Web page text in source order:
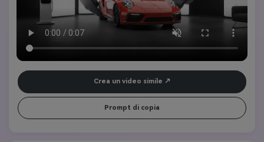
Porsche 911 "," postazione di ricarica "," pannelli
espositivi minimalisti "," mobili eleganti dello
showroom "," elementi di illuminazione ambientale
"]," motion ":" i pannelli della cassa si ritraggono
elementi dello showroom si alzano/si svolgono in
modo preciso e rapido "," ending ":" showroom
Porsche incontaminato e invitante con Porsche 911
come centrotavola "," text ":" none "," keywords ":
showroom "]}
Crea un video simile
Prompt di copia